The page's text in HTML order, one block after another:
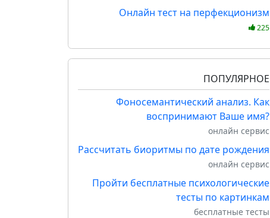
Онлайн тест на перфекционизм
225
ПОПУЛЯРНОЕ
Фоносемантический анализ. Как
воспринимают Ваше имя?
онлайн сервис
Рассчитать биоритмы по дате рождения
онлайн сервис
Пройти бесплатные психологические
тесты по картинкам
бесплатные тесты